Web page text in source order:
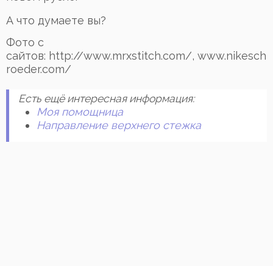
А что думаете вы?
Фото с
сайтов: http://www.mrxstitch.com/, www.nikesch
roeder.com/
Есть ещё интересная информация:
Моя помощница
Направление верхнего стежка